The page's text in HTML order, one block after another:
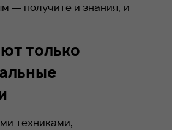
— получите и знания, и
только
техниками,